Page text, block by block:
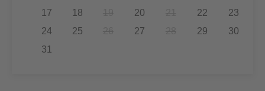
17
18 19 20 21 22
23
24
25 26 27 28 29
30
31